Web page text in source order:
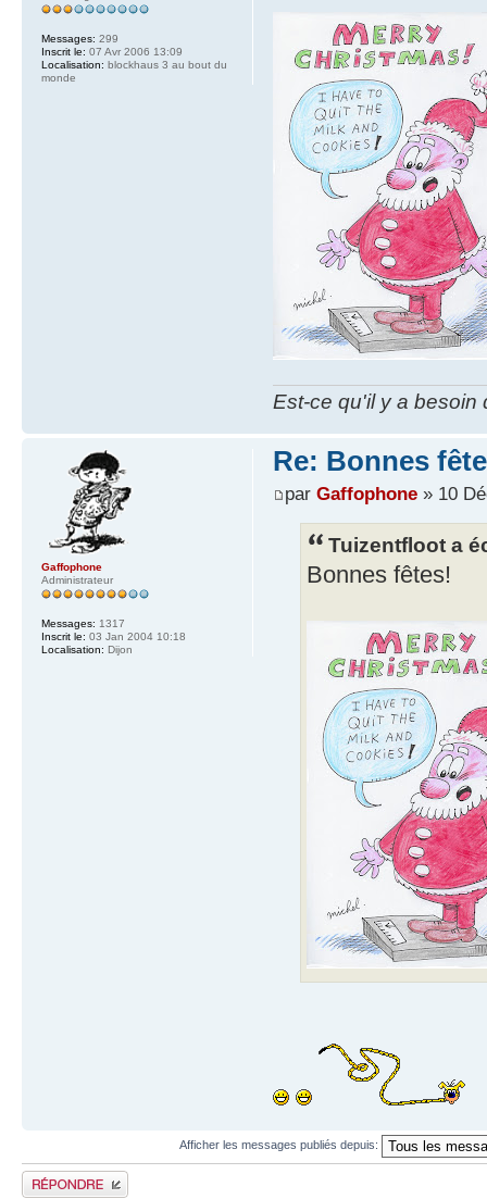
Est-ce qu'il y a besoin
Messages: 299
Inscrit le: 07 Avr 2006 13:09
Localisation: blockhaus 3 au bout du
monde
Re: Bonnes
par Gaffophone» 10
Tuizentfloot a
Bonnes fêtes!
Gaffophone
Administrateur
Messages: 1317
Inscrit le: 03 Jan 2004 10:18
Localisation: Dijon
Afficher les messages publiés depuis:
Publier une réponse